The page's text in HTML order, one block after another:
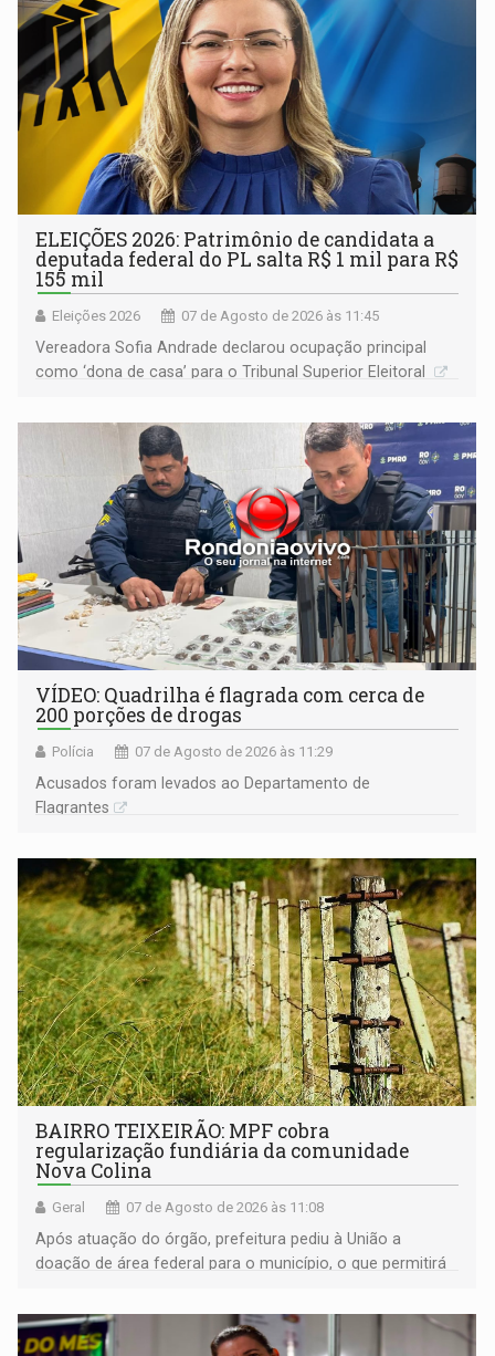
ELEIÇÕES 2026: Patrimônio de candidata a
deputada federal do PL salta R$ 1 mil para R$
155 mil
Eleições 2026 07 de Agosto de 2026 às 11:45
Vereadora Sofia Andrade declarou ocupação principal
como ‘dona de casa’ para o Tribunal Superior Eleitoral
VÍDEO: Quadrilha é flagrada com cerca de
200 porções de drogas
Polícia 07 de Agosto de 2026 às 11:29
Acusados foram levados ao Departamento de
Flagrantes
BAIRRO TEIXEIRÃO: MPF cobra
regularização fundiária da comunidade
Nova Colina
Geral 07 de Agosto de 2026 às 11:08
Após atuação do órgão, prefeitura pediu à União a
doação de área federal para o município, o que permitirá